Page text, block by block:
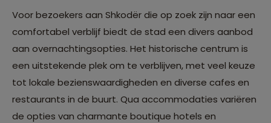
Voor bezoekers aan Shkodër die op zoek zijn naar een
comfortabel verblijf biedt de stad een divers aanbod
aan overnachtingsopties. Het historische centrum is
een uitstekende plek om te verblijven, met veel keuze
tot lokale bezienswaardigheden en diverse cafes en
restaurants in de buurt. Qua accommodaties variëren
de opties van charmante boutique hotels en